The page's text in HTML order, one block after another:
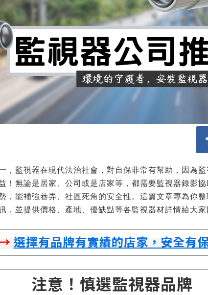
，監視器在現代法治社會，對自保非常有幫助，因為
！無論是居家、公司或是店家等，都需要監視器錄影
，能補強巷弄、社區死角的安全性。這篇文章專為你整
，並提供價格、產地、優缺點等各監視器材詳情給大家
選擇有品牌有實績的店家，安全有
注意！慎選監視器品牌